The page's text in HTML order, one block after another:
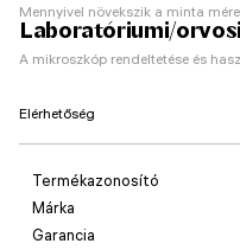
Mennyivel növekszik a minta
Laboratóriumi/
A mikroszkóp rendeltetése és
Elérhetőség
Termékazonosító
Márka
Garancia